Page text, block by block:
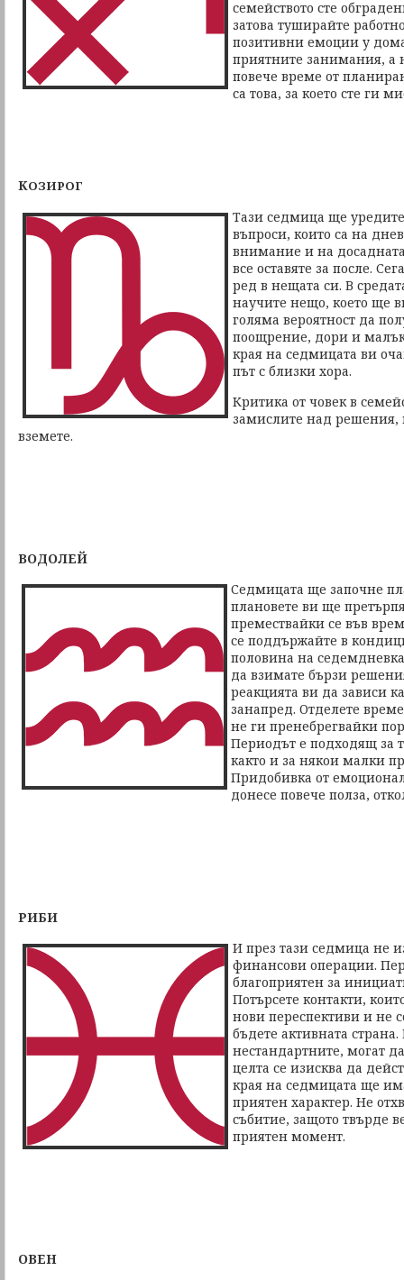
семейството сте
затова туширайте
позитивни емоции у
приятните занимания, а
повече време от
са това, за което сте ги
КОЗИРОГ
Тази седмица ще
въпроси, които са на
внимание и на
все оставяте за после.
ред в нещата си. В
научите нещо, което ще
голяма вероятност да
поощрение, дори и
края на седмицата ви
път с близки хора.
Критика от човек в
замислите над решения,
вземете.
ВОДОЛЕЙ
Седмицата ще започне
плановете ви ще
премествайки се във
се поддържайте в
половина на
да взимате бързи
реакцията ви да зависи
занапред. Отделете
не ги пренебрегвайки
Периодът е подходящ за
както и за някои малки
Придобивка от
донесе повече полза,
РИБИ
И през тази седмица не
финансови операции.
благоприятен за
Потърсете контакти,
нови переспективи и не
бъдете активната
нестандартните, могат
целта се изисква да
края на седмицата ще
приятен характер. Не
събитие, защото твърде
приятен момент.
ОВЕН